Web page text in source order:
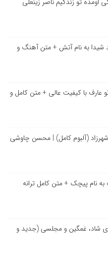
اومده تو زندگیم ناصر زینعلی
شیدا به نام آتش + متن آهنگ و
عارف با کیفیت عالی + متن کامل و
(آلبوم کامل) | محسن چاوشی
نام پیچک + متن کامل ترانه
شاد، غمگین و مجلسی (جدید و